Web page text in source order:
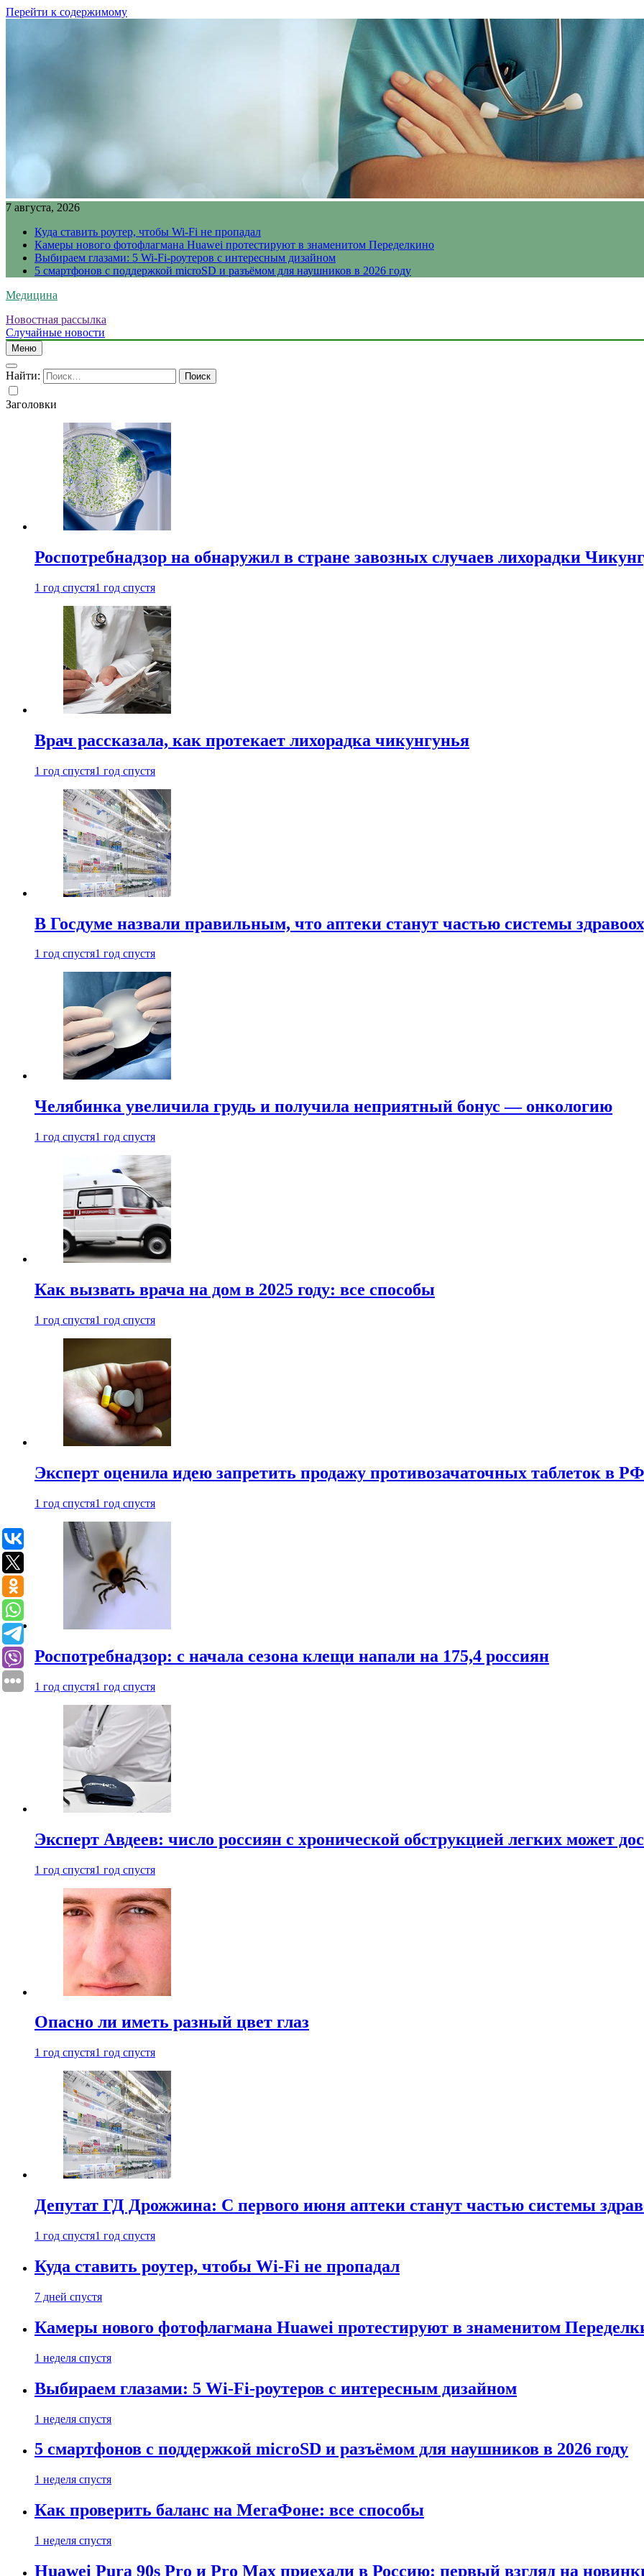
Перейти к содержимому
7 августа, 2026
Куда ставить роутер, чтобы Wi-Fi не пропадал
Камеры нового фотофлагмана Huawei протестируют в знаменитом Переделкино
Выбираем глазами: 5 Wi-Fi-роутеров с интересным дизайном
5 смартфонов с поддержкой microSD и разъёмом для наушников в 2026 году
Медицина
Новостная рассылка
Случайные новости
Меню
Найти:
Заголовки
Роспотребнадзор на обнаружил в стране завозных случаев лихорадки
1 год спустя1 год спустя
Врач рассказала, как протекает лихорадка чикунгунья
1 год спустя1 год спустя
В Госдуме назвали правильным, что аптеки станут частью системы
1 год спустя1 год спустя
Челябинка увеличила грудь и получила неприятный бонус — онкологию
1 год спустя1 год спустя
Как вызвать врача на дом в 2025 году: все способы
1 год спустя1 год спустя
Эксперт оценила идею запретить продажу противозачаточных таблеток в РФ
1 год спустя1 год спустя
Роспотребнадзор: с начала сезона клещи напали на 175,4 россиян
1 год спустя1 год спустя
Эксперт Авдеев: число россиян с хронической обструкцией легких может
1 год спустя1 год спустя
Опасно ли иметь разный цвет глаз
1 год спустя1 год спустя
Депутат ГД Дрожжина: С первого июня аптеки станут частью системы
1 год спустя1 год спустя
Куда ставить роутер, чтобы Wi-Fi не пропадал
7 дней спустя
Камеры нового фотофлагмана Huawei протестируют в знаменитом
1 неделя спустя
Выбираем глазами: 5 Wi-Fi-роутеров с интересным дизайном
1 неделя спустя
5 смартфонов с поддержкой microSD и разъёмом для наушников в 2026 году
1 неделя спустя
Как проверить баланс на МегаФоне: все способы
1 неделя спустя
Huawei Pura 90s Pro и Pro Max приехали в Россию: первый взгляд на